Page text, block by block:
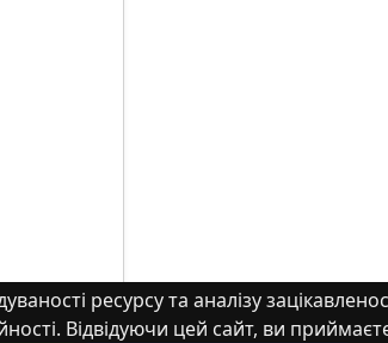
ресурсу та аналізу
Відвідуючи цей сайт, ви приймаєте